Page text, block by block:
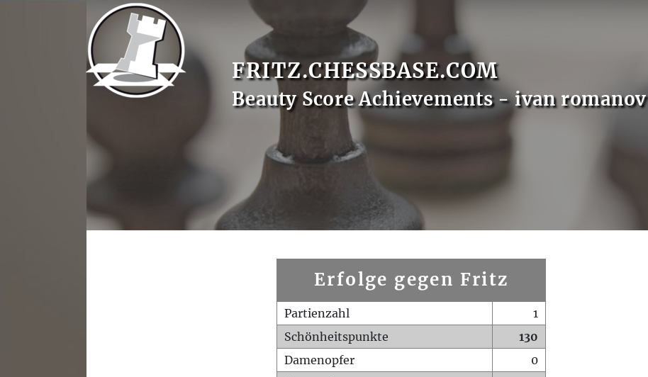
FRITZ.CHESSBASE.COM
Beauty Score Achievements - ivan romanov
Erfolge gegen Fritz
Partienzahl
1
Schönheitspunkte
130
Damenopfer
0